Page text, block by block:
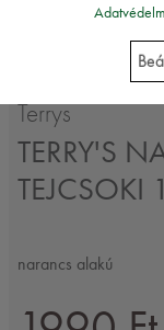
Terrys
TERRY'S
TEJCSOKI
narancs alakú